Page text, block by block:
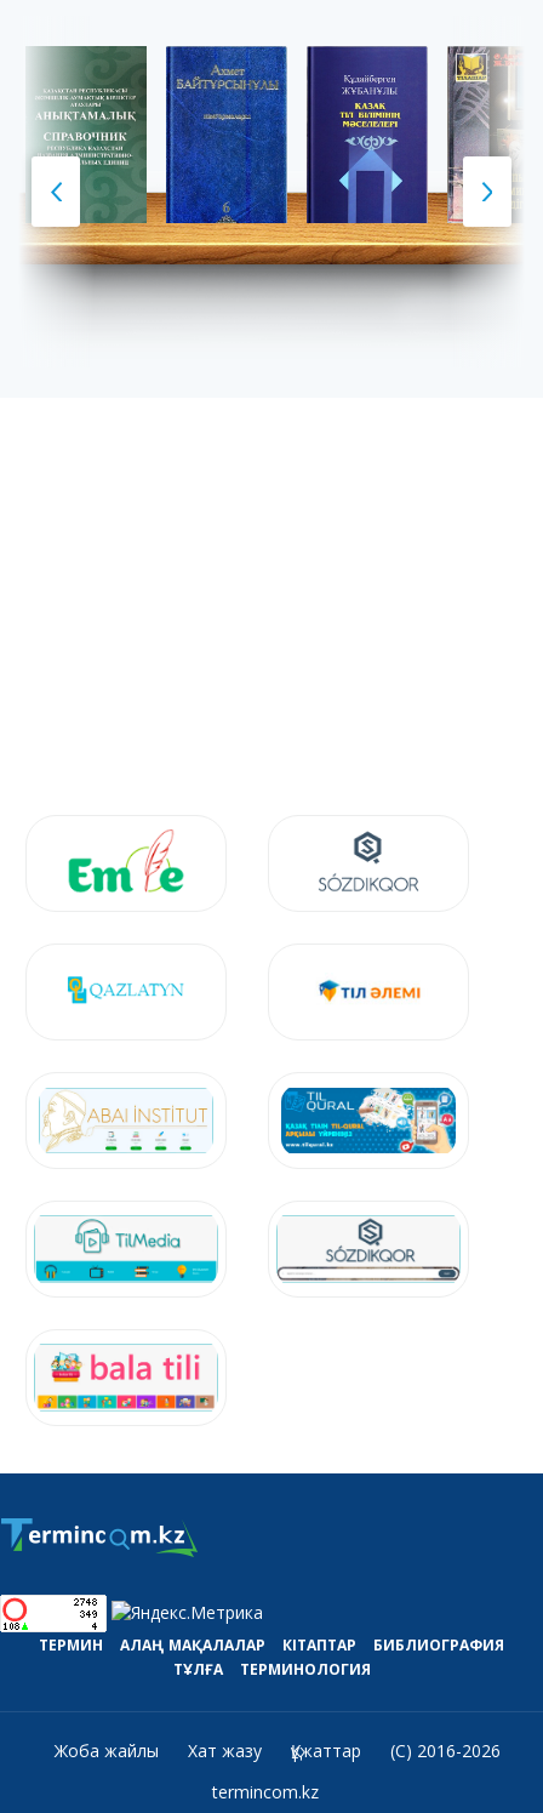
ТЕРМИН АЛАҢ МАҚАЛАЛАР КІТАПТАР
БИБЛИОГРАФИЯ
ТҰЛҒА
ТЕРМИНОЛОГИЯ
Жоба жайлы Хат жазу Құжаттар
(C) 2016-2026
termincom.kz